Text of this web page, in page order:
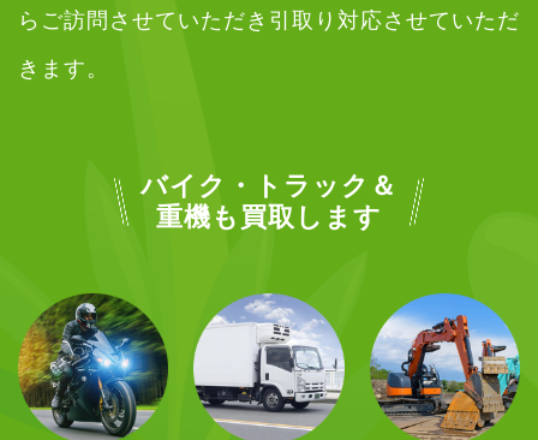
らご訪問させていただき引取り対応させていただ
きます。
バイク・トラック＆
重機も買取します